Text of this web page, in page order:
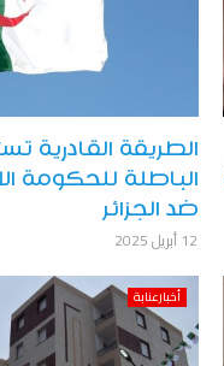
الطريقة القادرية
الباطلة للحكومة
ضد الجزائر
12 أبريل 2025
أخبارعنابة